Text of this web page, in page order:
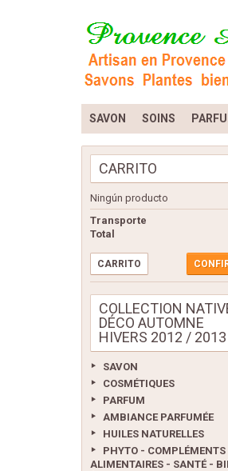
SAVON SOINS
CARRITO
Ningún producto
Transporte
Total
CARRITO
COLLECTION
DÉCO AUTOMNE
HIVERS 2012 / 2013
SAVON
COSMÉTIQUES
PARFUM
AMBIANCE PARFUMÉE
HUILES NATURELLES
PHYTO - COMPLÉMENTS
ALIMENTAIRES - SANTÉ -